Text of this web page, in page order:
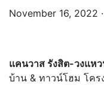
November 16, 2022
แคนวาส รังสิต-วงแห
บ้าน & ทาวน์โฮม โค